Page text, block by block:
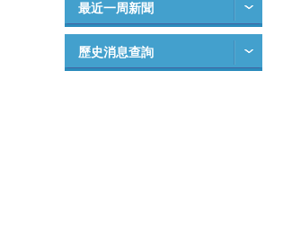
最近一周新聞
歷史消息查詢